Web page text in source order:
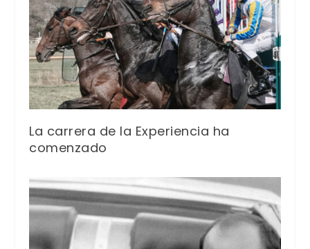
La carrera de la Experiencia ha
comenzado